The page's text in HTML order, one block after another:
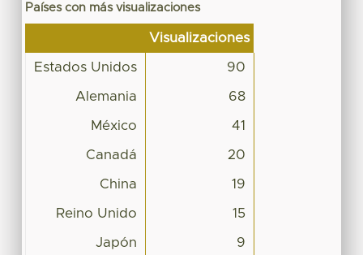
Países con más visualizaciones
Visualizaciones
Estados Unidos 90
Alemania 68
México 41
Canadá 20
China 19
Reino Unido 15
Japón 9